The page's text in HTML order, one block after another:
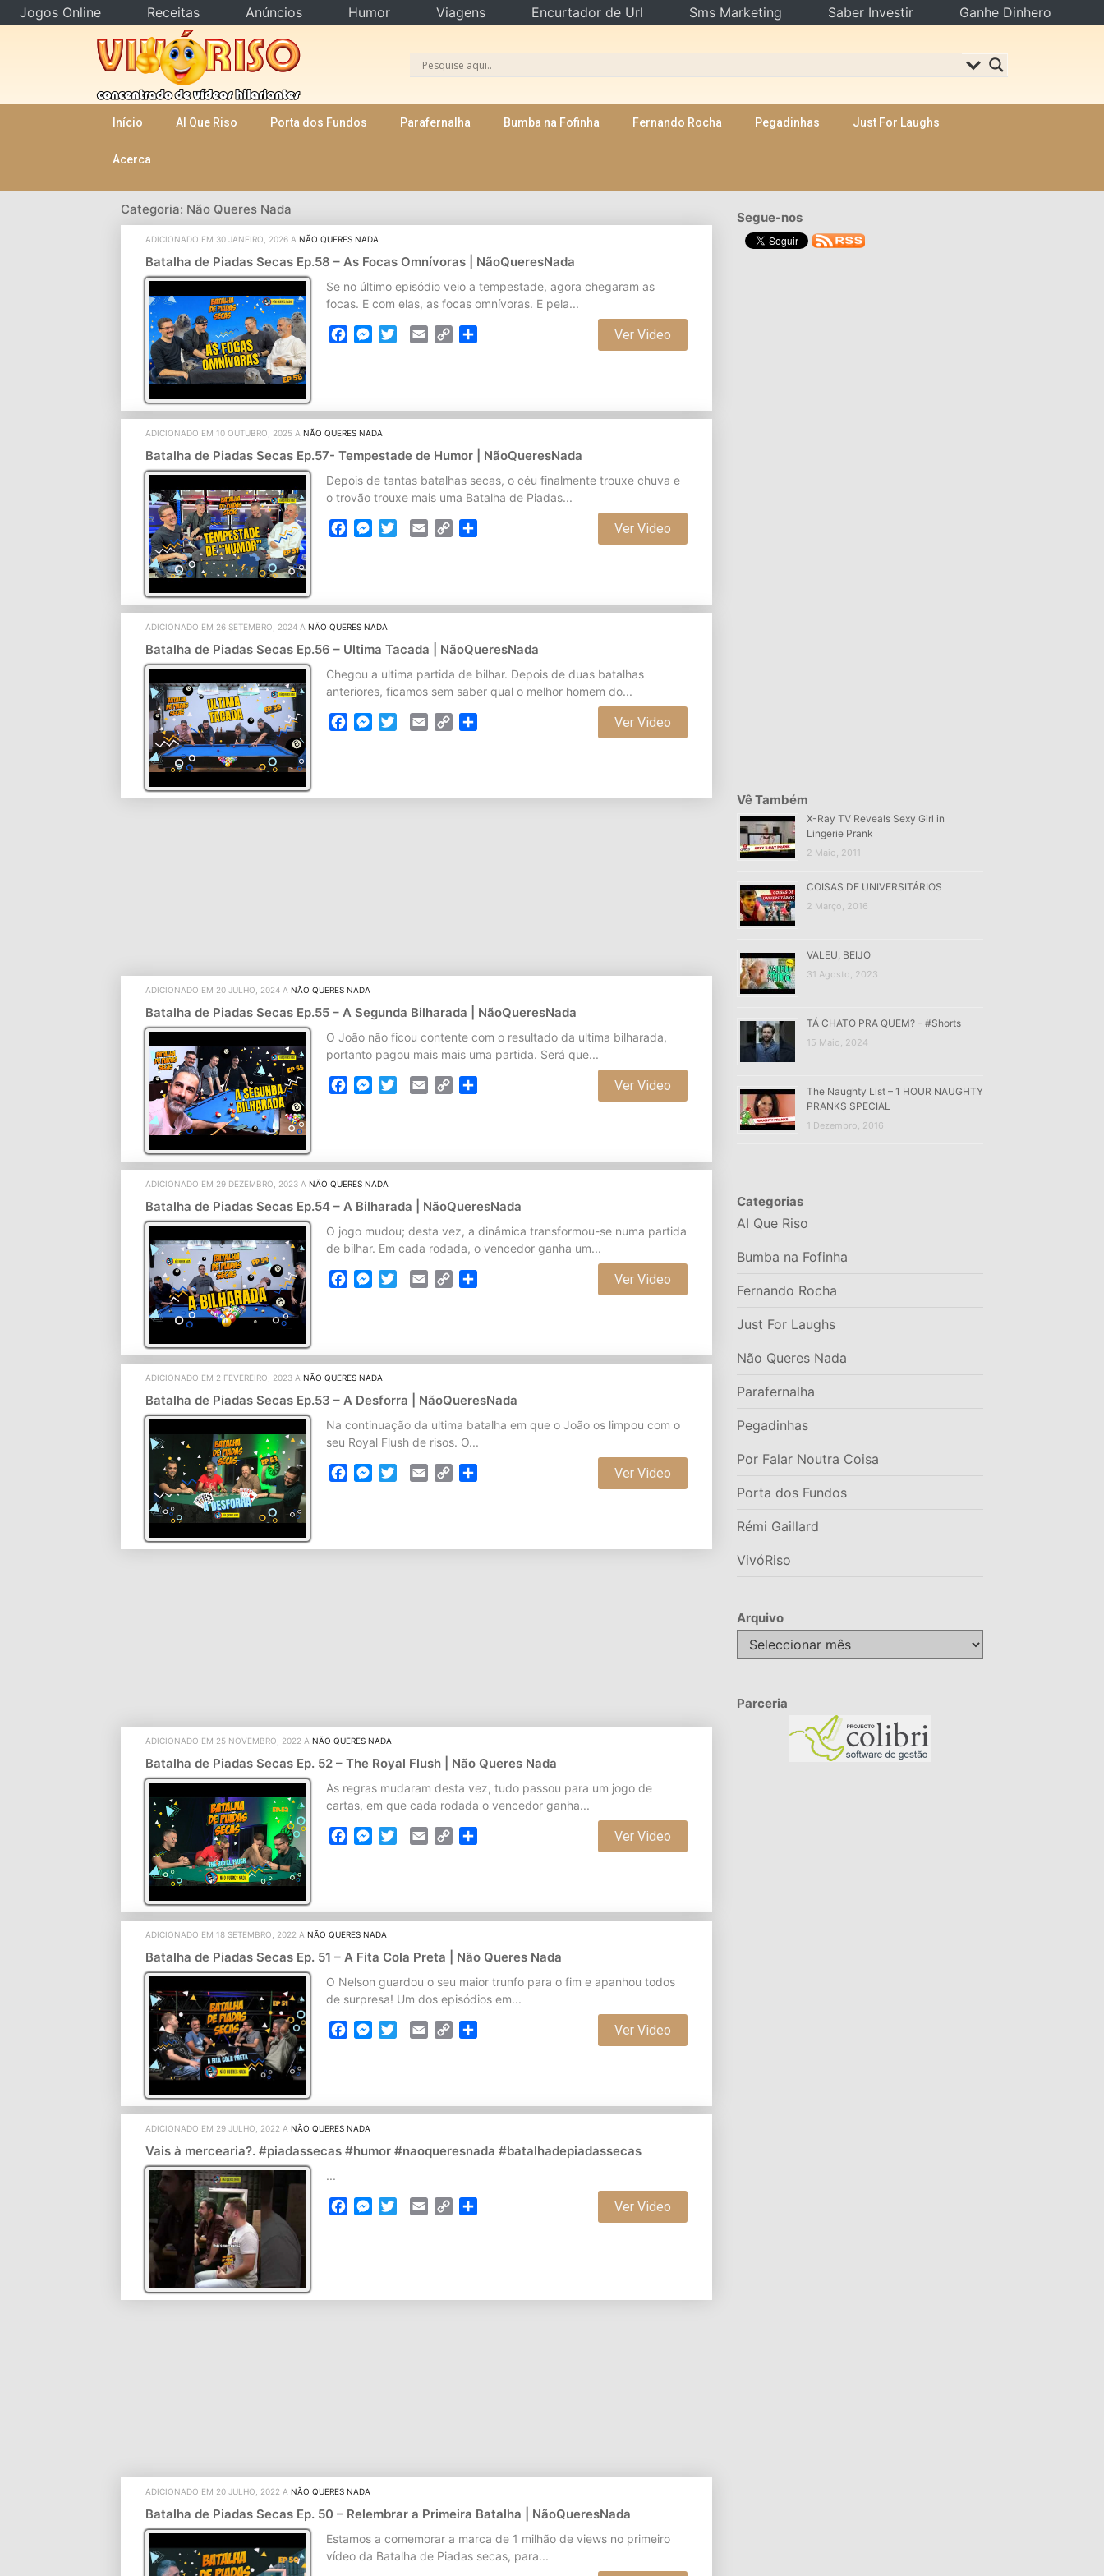
Início AI Que Riso Porta dos Fundos Parafernalha Bumba na Fofinha Fernando Rocha Pegadinhas Just For Laughs
Acerca
Categoria: Não Queres Nada
ADICIONADO EM 30 JANEIRO, 2026 A NÃO QUERES NADA
Batalha de Piadas Secas Ep.58 – As Focas Omnívoras | NãoQueresNada
Se no último episódio veio a tempestade, agora chegaram as
focas. E com elas, as focas omnívoras. E pela...
Ver Video
FacebookMessenger
TwitterEmail Copy
ADICIONADO EM 10 OUTUBRO, 2025 A NÃO QUERES NADA
Batalha de Piadas Secas Ep.57- Tempestade de Humor | NãoQueresNada
Depois de tantas batalhas secas, o céu finalmente trouxe chuva e
o trovão trouxe mais uma Batalha de Piadas...
Ver Video
FacebookMessenger
TwitterEmail Copy
ADICIONADO EM 26 SETEMBRO, 2024 A NÃO QUERES NADA
Batalha de Piadas Secas Ep.56 – Ultima Tacada | NãoQueresNada
Chegou a ultima partida de bilhar. Depois de duas batalhas
anteriores, ficamos sem saber qual o melhor homem do...
Ver Video
FacebookMessenger
TwitterEmail Copy
ADICIONADO EM 20 JULHO, 2024 A NÃO QUERES NADA
Batalha de Piadas Secas Ep.55 – A Segunda Bilharada | NãoQueresNada
O João não ficou contente com o resultado da ultima bilharada,
portanto pagou mais mais uma partida. Será que...
Ver Video
FacebookMessenger
TwitterEmail Copy
ADICIONADO EM 29 DEZEMBRO, 2023 A NÃO QUERES NADA
Batalha de Piadas Secas Ep.54 – A Bilharada | NãoQueresNada
O jogo mudou; desta vez, a dinâmica transformou-se numa partida
de bilhar. Em cada rodada, o vencedor ganha um...
Ver Video
FacebookMessenger
TwitterEmail Copy
ADICIONADO EM 2 FEVEREIRO, 2023 A NÃO QUERES NADA
Batalha de Piadas Secas Ep.53 – A Desforra | NãoQueresNada
Na continuação da ultima batalha em que o João os limpou com o
seu Royal Flush de risos. O...
Ver Video
FacebookMessenger
TwitterEmail Copy
ADICIONADO EM 25 NOVEMBRO, 2022 A NÃO QUERES NADA
Batalha de Piadas Secas Ep. 52 – The Royal Flush | Não Queres Nada
As regras mudaram desta vez, tudo passou para um jogo de
cartas, em que cada rodada o vencedor ganha...
Ver Video
FacebookMessenger
TwitterEmail Copy
ADICIONADO EM 18 SETEMBRO, 2022 A NÃO QUERES NADA
Batalha de Piadas Secas Ep. 51 – A Fita Cola Preta | Não Queres Nada
O Nelson guardou o seu maior trunfo para o fim e apanhou todos
de surpresa! Um dos episódios em...
Ver Video
FacebookMessenger
TwitterEmail Copy
ADICIONADO EM 29 JULHO, 2022 A NÃO QUERES NADA
Vais à mercearia?. #piadassecas #humor #naoqueresnada #batalhadepiadassecas
...
Ver Video
FacebookMessenger
TwitterEmail Copy
ADICIONADO EM 20 JULHO, 2022 A NÃO QUERES NADA
Batalha de Piadas Secas Ep. 50 – Relembrar a Primeira Batalha | NãoQueresNada
Estamos a comemorar a marca de 1 milhão de views no primeiro
vídeo da Batalha de Piadas secas, para...
Segue-nos
Vê Também
X-Ray TV Reveals Sexy Girl in
Lingerie Prank
2 Maio, 2011
COISAS DE UNIVERSITÁRIOS
2 Março, 2016
VALEU, BEIJO
31 Agosto, 2023
TÁ CHATO PRA QUEM? – #Shorts
15 Maio, 2024
The Naughty List – 1 HOUR NAUGHTY
PRANKS SPECIAL
1 Dezembro, 2016
Categorias
AI Que Riso
Bumba na Fofinha
Fernando Rocha
Just For Laughs
Não Queres Nada
Parafernalha
Pegadinhas
Por Falar Noutra Coisa
Porta dos Fundos
Rémi Gaillard
VivóRiso
Arquivo
Arquivo
Parceria
Jogos Online Receitas Anúncios Humor Viagens Encurtador de Url Sms Marketing Saber Investir Ganhe Dinhero